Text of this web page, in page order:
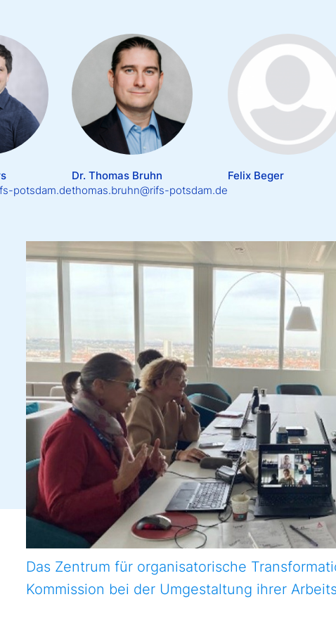
potsdam.de
Dr. Thomas Bruhn
thomas.bruhn@rifs-potsdam.de
Felix Beger
Das Zentrum für organisatorische
Kommission bei der Umgestaltung ihrer